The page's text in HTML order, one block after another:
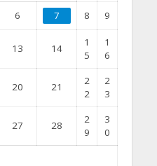
6 7 8 9
13 14
1
5
1
6
20 21
2
2
2
3
27 28
2
9
3
0